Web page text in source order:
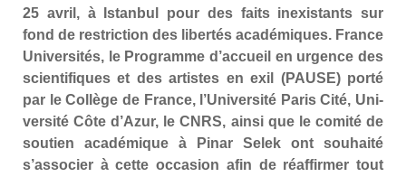
25 avril, à Istan­bul pour des faits inexis­tants sur
fond de res­tric­tion des liber­tés aca­dé­miques. France
Uni­ver­si­tés, le Pro­gramme d’accueil en urgence des
scien­ti­fiques et des artistes en exil (PAUSE) por­té
par le Col­lège de France, l’Université Paris Cité, Uni­
ver­si­té Côte d’Azur, le CNRS, ain­si que le comi­té de
sou­tien aca­dé­mique à Pinar Selek ont sou­hai­té
s’associer à cette occa­sion afin de réaf­fir­mer tout